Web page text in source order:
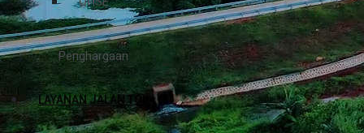
Penghargaan
LAYANAN JALAN TOL